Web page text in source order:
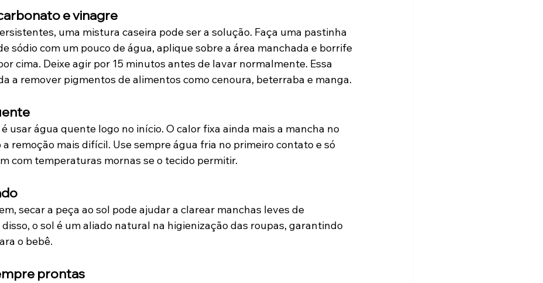
e vinagre
uma mistura caseira pode ser a solução. Faça uma pastinha
sódio com um pouco de água, aplique sobre a área manchada e borrife
cima. Deixe agir por 15 minutos antes de lavar normalmente. Essa
a remover pigmentos de alimentos como cenoura, beterraba e manga.
usar água quente logo no início. O calor fixa ainda mais a mancha no
remoção mais difícil. Use sempre água fria no primeiro contato e só
com temperaturas mornas se o tecido permitir.
secar a peça ao sol pode ajudar a clarear manchas leves de
o sol é um aliado natural na higienização das roupas, garantindo
o bebê.
prontas